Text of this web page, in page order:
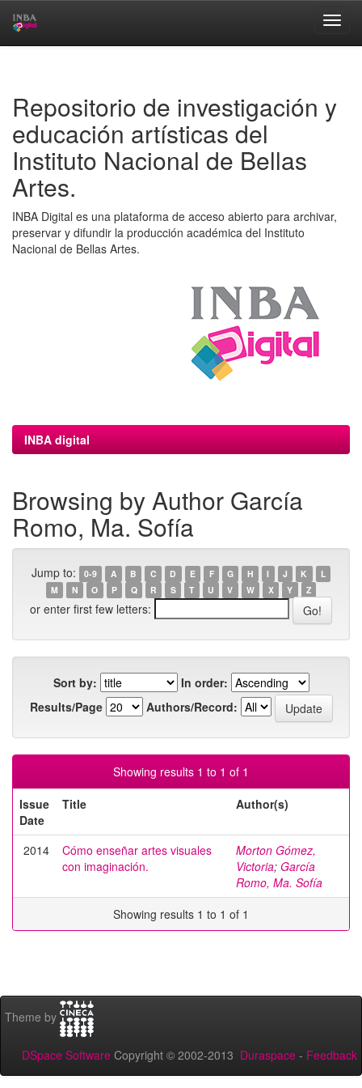
Repositorio de investigación y
educación artísticas del
Instituto Nacional de Bellas
Artes.
INBA Digital es una plataforma de acceso abierto para archivar,
preservar y difundir la producción académica del Instituto
Nacional de Bellas Artes.
INBA digital
Browsing by Author García
Romo, Ma. Sofía
Jump to: 0-9 A B C D E F G H I J K
L
M
N O P Q R S T U V W X Y Z
or enter first few letters:
Sort by:
In order:
Results/Page
Authors/Record:
Showing results 1 to 1 of 1
Issue
Date
Title Author(s)
2014
Cómo enseñar artes visuales
con imaginación.
Morton Gómez,
Victoria; García
Romo, Ma. Sofía
Showing results 1 to 1 of 1
Theme by
DSpace Software Copyright © 2002-2013 Duraspace - Feedback